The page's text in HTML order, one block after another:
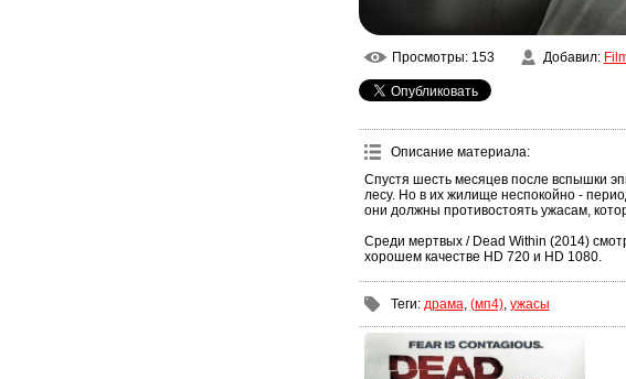
Просмотры: 153 Добавил:
Описание материала:
Спустя шесть месяцев после вспышки
лесу. Но в их жилище неспокойно -
они должны противостоять ужасам,
Среди мертвых / Dead Within (2014)
хорошем качестве HD 720 и HD 1080.
Теги: драма, (мп4), ужасы